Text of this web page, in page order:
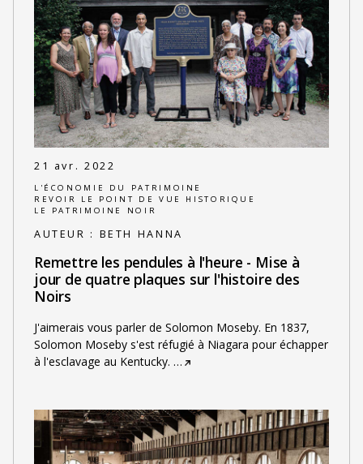
21 avr. 2022
L'ÉCONOMIE DU PATRIMOINE
REVOIR LE POINT DE VUE HISTORIQUE
LE PATRIMOINE NOIR
AUTEUR : BETH HANNA
Remettre les pendules à l'heure - Mise à
jour de quatre plaques sur l'histoire des
Noirs
J'aimerais vous parler de Solomon Moseby. En 1837,
Solomon Moseby s'est réfugié à Niagara pour échapper
à l'esclavage au Kentucky. …